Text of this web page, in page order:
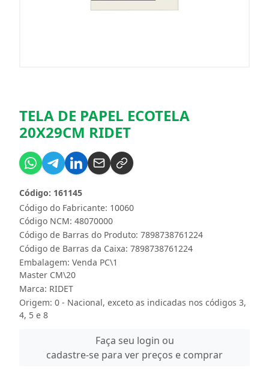
TELA DE PAPEL ECOTELA
20X29CM RIDET
Código do Fabricante: 10060
Código: 161145
Código NCM: 48070000
Código de Barras do Produto: 7898738761224
Código de Barras da Caixa: 7898738761224
Embalagem: Venda PC\1
Master CM\20
Marca: RIDET
Origem: 0 - Nacional, exceto as indicadas nos códigos 3,
4, 5 e 8
Faça seu login ou
cadastre-se para ver preços e comprar